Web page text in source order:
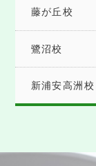
藤が丘校
鷺沼校
新浦安高洲校